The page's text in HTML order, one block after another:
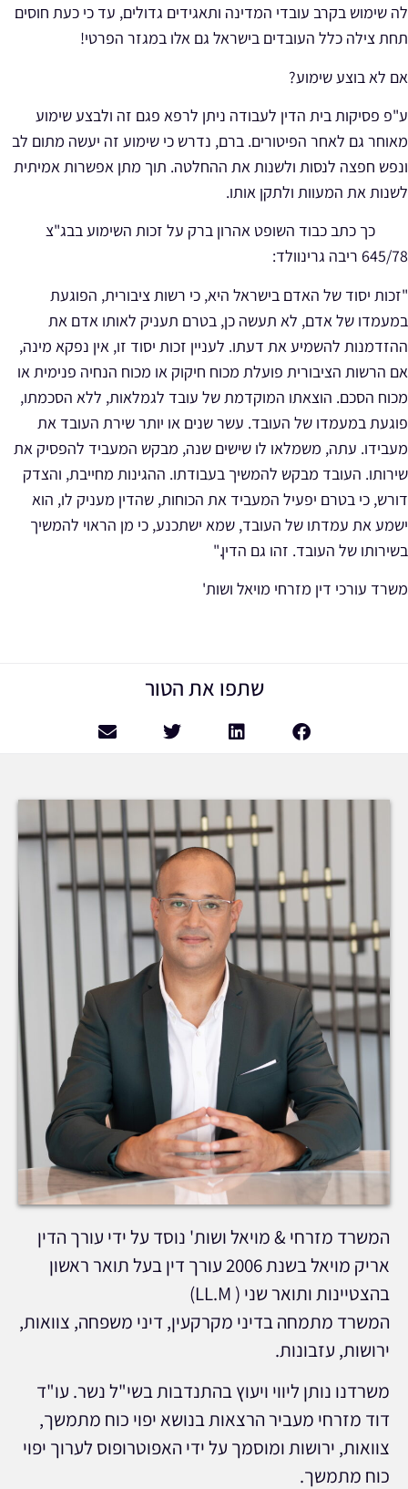
לה שימוש בקרב עובדי המדינה ותאגידים גדולים, עד כי כעת חוסים
תחת צילה כלל העובדים בישראל גם אלו במגזר הפרטי!
אם לא בוצע שימוע?
ע"פ פסיקות בית הדין לעבודה ניתן לרפא פגם זה ולבצע שימוע
מאוחר גם לאחר הפיטורים. ברם, נדרש כי שימוע זה יעשה מתום לב
ונפש חפצה לנסות ולשנות את ההחלטה. תוך מתן אפשרות אמיתית
לשנות את המעוות ולתקן אותו.
כך כתב כבוד השופט אהרון ברק על זכות השימוע בבג"צ
645/78 ריבה גרינוולד:
"זכות יסוד של האדם בישראל היא, כי רשות ציבורית, הפוגעת
במעמדו של אדם, לא תעשה כן, בטרם תעניק לאותו אדם את
ההזדמנות להשמיע את דעתו. לעניין זכות יסוד זו, אין נפקא מינה,
אם הרשות הציבורית פועלת מכוח חיקוק או מכוח הנחיה פנימית או
מכוח הסכם. הוצאתו המוקדמת של עובד לגמלאות, ללא הסכמתו,
פוגעת במעמדו של העובד. עשר שנים או יותר שירת העובד את
מעבידו. עתה, משמלאו לו שישים שנה, מבקש המעביד להפסיק את
שירותו. העובד מבקש להמשיך בעבודתו. ההגינות מחייבת, והצדק
דורש, כי בטרם יפעיל המעביד את הכוחות, שהדין מעניק לו, הוא
ישמע את עמדתו של העובד, שמא ישתכנע, כי מן הראוי להמשיך
בשירותו של העובד. זהו גם הדין."
משרד עורכי דין מזרחי מויאל ושות'
שתפו את הטור
המשרד מזרחי & מויאל ושות' נוסד על ידי עורך הדין
אריק מויאל בשנת 2006 עורך דין בעל תואר ראשון
בהצטיינות ותואר שני ( LL.M)
המשרד מתמחה בדיני מקרקעין, דיני משפחה, צוואות,
ירושות, עזבונות.
משרדנו נותן ליווי ויעוץ בהתנדבות בשי"ל נשר. עו"ד
דוד מזרחי מעביר הרצאות בנושא יפוי כוח מתמשך,
צוואות, ירושות ומוסמך על ידי האפוטרופוס לערוך יפוי
כוח מתמשך.